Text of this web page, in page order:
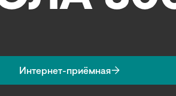
Интернет-приёмная